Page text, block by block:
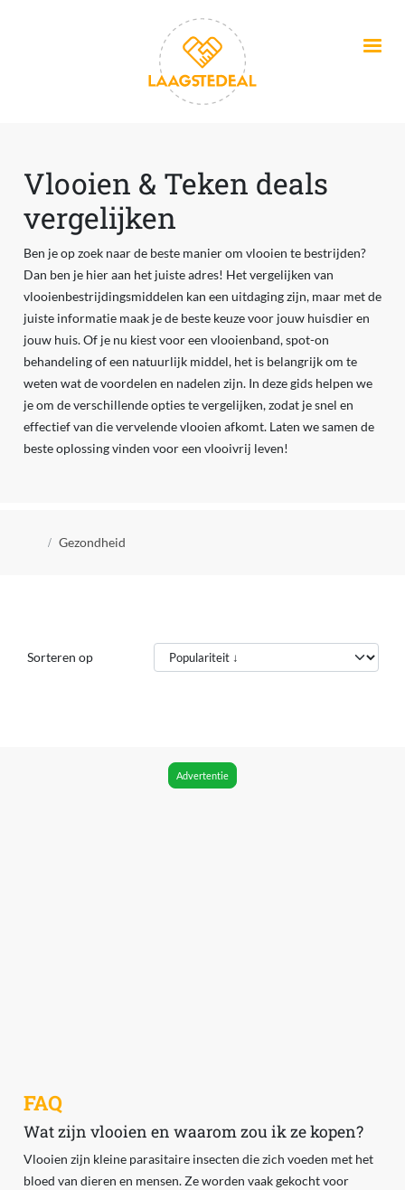
Vlooien & Teken deals
vergelijken
Ben je op zoek naar de beste manier om vlooien te bestrijden?
Dan ben je hier aan het juiste adres! Het vergelijken van
vlooienbestrijdingsmiddelen kan een uitdaging zijn, maar met de
juiste informatie maak je de beste keuze voor jouw huisdier en
jouw huis. Of je nu kiest voor een vlooienband, spot-on
behandeling of een natuurlijk middel, het is belangrijk om te
weten wat de voordelen en nadelen zijn. In deze gids helpen we
je om de verschillende opties te vergelijken, zodat je snel en
effectief van die vervelende vlooien afkomt. Laten we samen de
beste oplossing vinden voor een vlooivrij leven!
Kruimelpad
Gezondheid
Sorteren op
Advertentie
FAQ
Wat zijn vlooien en waarom zou ik ze kopen?
Vlooien zijn kleine parasitaire insecten die zich voeden met het
bloed van dieren en mensen. Ze worden vaak gekocht voor